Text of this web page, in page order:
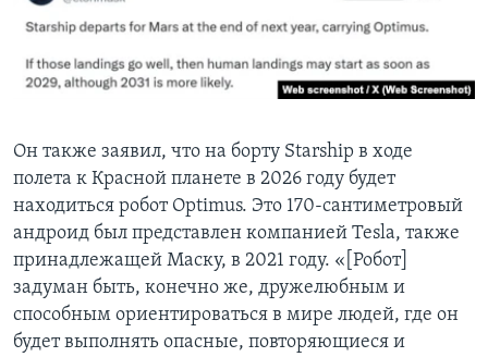
Он также заявил, что на борту Starship в ходе
полета к Красной планете в 2026 году будет
находиться робот Optimus. Это 170-сантиметровый
андроид был представлен компанией Tesla, также
принадлежащей Маску, в 2021 году. «[Робот]
задуман быть, конечно же, дружелюбным и
способным ориентироваться в мире людей, где он
будет выполнять опасные, повторяющиеся и